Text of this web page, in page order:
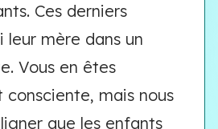
Ces derniers
leur mère dans un
Vous en êtes
consciente, mais nous
que les enfants